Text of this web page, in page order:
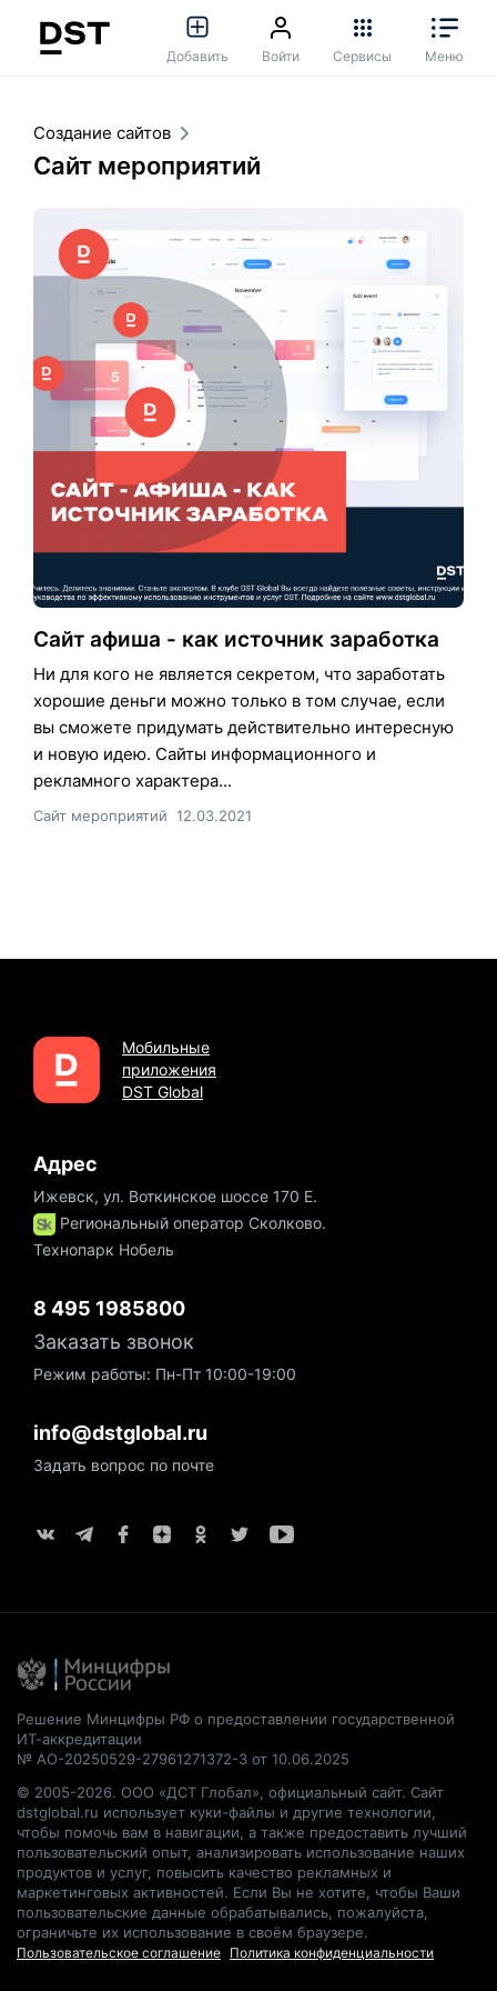
Добавить Войти Сервисы Меню
Создание сайтов
Сайт мероприятий
Сайт афиша - как источник заработка
Ни для кого не является секретом, что заработать
хорошие деньги можно только в том случае, если
вы сможете придумать действительно интересную
и новую идею. Сайты информационного и
рекламного характера...
Сайт мероприятий 12.03.2021
Мобильные
приложения
DST Global
Адрес
Ижевск, ул. Воткинское шоссе 170 Е.
Региональный оператор Сколково.
Технопарк Нобель
8 495 1985800
Заказать звонок
Режим работы: Пн-Пт 10:00-19:00
info@dstglobal.ru
Задать вопрос по почте
Решение Минцифры РФ о предоставлении государственной
ИТ-аккредитации
№ АО-20250529-27961271372-3 от 10.06.2025
© 2005-2026. ООО «ДСТ Глобал», официальный сайт. Сайт
dstglobal.ru использует куки-файлы и другие технологии,
чтобы помочь вам в навигации, а также предоставить лучший
пользовательский опыт, анализировать использование наших
продуктов и услуг, повысить качество рекламных и
маркетинговых активностей. Если Вы не хотите, чтобы Ваши
пользовательские данные обрабатывались, пожалуйста,
ограничьте их использование в своём браузере.
Пользовательское соглашение Политика конфиденциальности